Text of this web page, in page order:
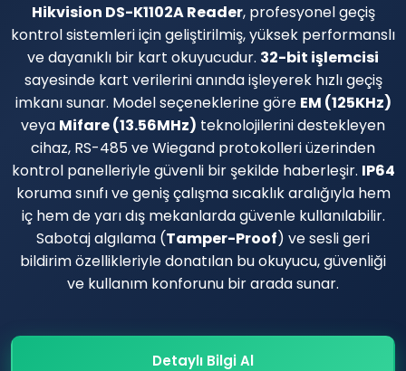
Hikvision DS-K1102A Reader, profesyonel geçiş
kontrol sistemleri için geliştirilmiş, yüksek performanslı
ve dayanıklı bir kart okuyucudur. 32-bit işlemcisi
sayesinde kart verilerini anında işleyerek hızlı geçiş
imkanı sunar. Model seçeneklerine göre EM (125KHz)
veya Mifare (13.56MHz) teknolojilerini destekleyen
cihaz, RS-485 ve Wiegand protokolleri üzerinden
kontrol panelleriyle güvenli bir şekilde haberleşir. IP64
koruma sınıfı ve geniş çalışma sıcaklık aralığıyla hem
iç hem de yarı dış mekanlarda güvenle kullanılabilir.
Sabotaj algılama (Tamper-Proof) ve sesli geri
bildirim özellikleriyle donatılan bu okuyucu, güvenliği
ve kullanım konforunu bir arada sunar.
Detaylı Bilgi Al